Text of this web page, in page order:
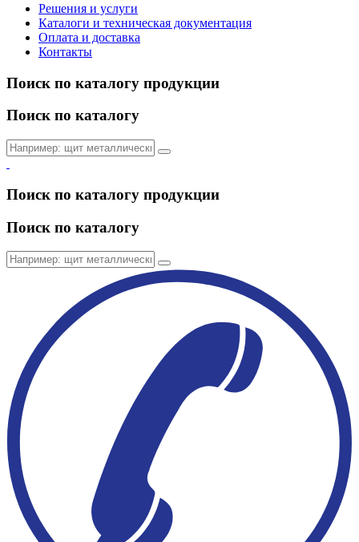
Решения и услуги
Каталоги и техническая документация
Оплата и доставка
Контакты
Поиск по каталогу продукции
Поиск по каталогу
Поиск по каталогу продукции
Поиск по каталогу